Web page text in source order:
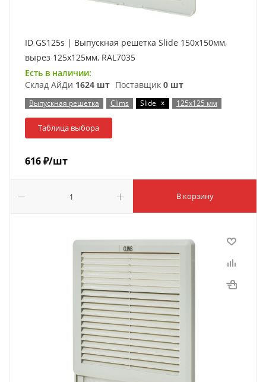
ID GS125s | Выпускная решетка Slide 150х150мм,
вырез 125х125мм, RAL7035
Есть в наличии:
Склад АйДи 1624 шт Поставщик 0 шт
Выпускная решетка Clims Slide x 125x125 мм
Таблица выбора
616₽/шт
В корзину